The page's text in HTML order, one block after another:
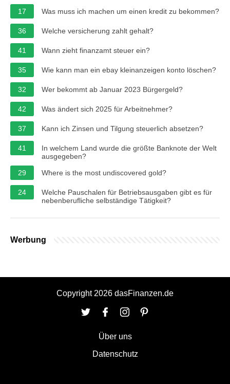
17 Was muss ich machen um einen kredit zu bekommen?
36 Welche versicherung zahlt gehalt?
41 Wann zieht finanzamt steuer ein?
35 Wie kann man ein ebay kleinanzeigen konto löschen?
32 Wer bekommt ab Januar 2023 Bürgergeld?
42 Was ändert sich 2025 für Arbeitnehmer?
37 Kann ich Zinsen und Tilgung steuerlich absetzen?
41
In welchem ​​Land wurde die größte Banknote der Welt
ausgegeben?
29
Where is the most undiscovered gold?
24
Welche Pauschalen für Betriebsausgaben gibt es für
nebenberufliche selbständige Tätigkeit?
Werbung
Copyright 2026 dasFinanzen.de
Über uns
Datenschutz